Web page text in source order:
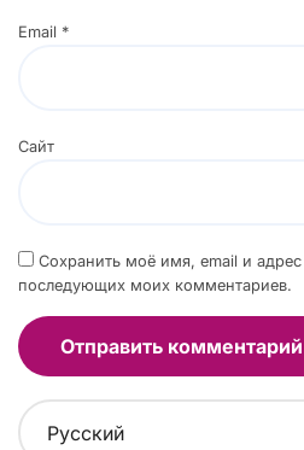
Email *
Сайт
Сохранить моё имя, email и адрес
последующих моих комментариев.
В
ы